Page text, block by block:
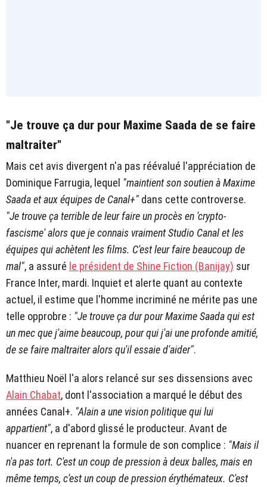
"Je trouve ça dur pour Maxime Saada de se faire
maltraiter"
Mais cet avis divergent n'a pas réévalué l'appréciation de
Dominique Farrugia, lequel "maintient son soutien à Maxime
Saada et aux équipes de Canal+" dans cette controverse.
"Je trouve ça terrible de leur faire un procès en 'crypto-
fascisme' alors que je connais vraiment Studio Canal et les
équipes qui achètent les films. C'est leur faire beaucoup de
mal", a assuré le président de Shine Fiction (Banijay) sur
France Inter, mardi. Inquiet et alerte quant au contexte
actuel, il estime que l'homme incriminé ne mérite pas une
telle opprobre : "Je trouve ça dur pour Maxime Saada qui est
un mec que j'aime beaucoup, pour qui j'ai une profonde amitié,
de se faire maltraiter alors qu'il essaie d'aider".
Matthieu Noël l'a alors relancé sur ses dissensions avec
Alain Chabat, dont l'association a marqué le début des
années Canal+. "Alain a une vision politique qui lui
appartient", a d'abord glissé le producteur. Avant de
nuancer en reprenant la formule de son complice : "Mais il
n'a pas tort. C'est un coup de pression à deux balles, mais en
même temps, c'est un coup de pression érythémateux. C'est